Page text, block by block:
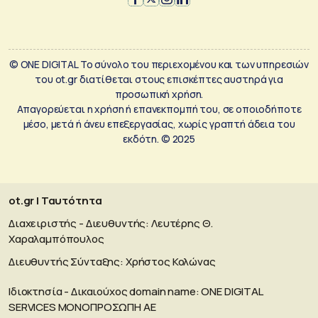
© ONE DIGITAL Το σύνολο του περιεχομένου και των υπηρεσιών
του ot.gr διατίθεται στους επισκέπτες αυστηρά για
προσωπική χρήση.
Απαγορεύεται η χρήση ή επανεκπομπή του, σε οποιοδήποτε
μέσο, μετά ή άνευ επεξεργασίας, χωρίς γραπτή άδεια του
εκδότη. © 2025
ot.gr | Ταυτότητα
Διαχειριστής - Διευθυντής: Λευτέρης Θ.
Χαραλαμπόπουλος
Διευθυντής Σύνταξης: Χρήστος Κολώνας
Ιδιοκτησία - Δικαιούχος domain name: ΟΝΕ DIGITAL
SERVICES MONOΠΡΟΣΩΠΗ ΑΕ